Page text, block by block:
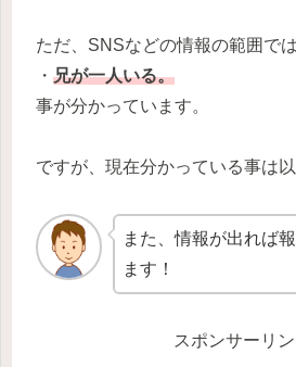
ただ、SNSなどの情報の範囲では
・ 兄が一人いる。
事が分かっています。
ですが、現在分かっている事は以
また、情報が出れば
ます！
スポンサーリン